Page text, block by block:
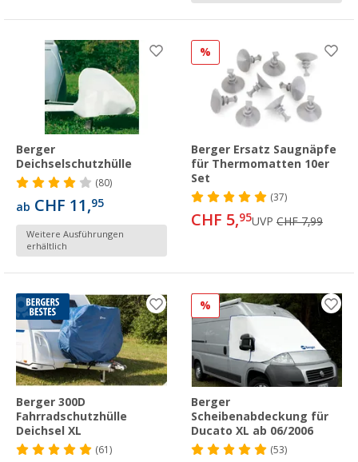
Berger
Deichselschutzhülle
(80)
ab CHF 11,95
Weitere Ausführungen
erhältlich
%
Berger Ersatz Saugnäpfe
für Thermomatten 10er
Set
(37)
CHF 5,95UVP CHF 7,99
Berger 300D
Fahrradschutzhülle
Deichsel XL
(61)
%
Berger
Scheibenabdeckung für
Ducato XL ab 06/2006
(53)